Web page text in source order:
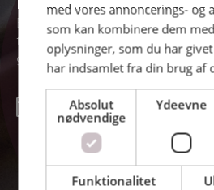
Book din gratis billet
til en inspirerende dag, hvor
gastronomi og velsmagende
16. SEPTEMBER
BRØNDBY HALLEN
med vores annoncerings- og
som kan kombinere dem
oplysninger, som du har
har indsamlet fra din brug af
Absolut
nødvendige
Ydeevne
Funktionalitet